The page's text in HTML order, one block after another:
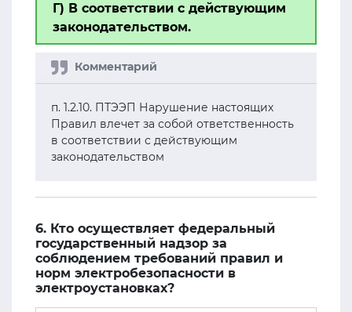
Г) В соответствии с действующим
законодательством.
п. 1.2.10. ПТЭЭП Нарушение настоящих
Правил влечет за собой ответственность
в соответствии с действующим
законодательством
6. Кто осуществляет федеральный
государственный надзор за
соблюдением требований правил и
норм электробезопасности в
электроустановках?